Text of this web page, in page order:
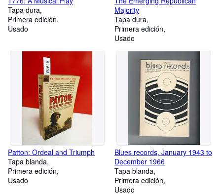
Tapa dura
Primera edición
Usado
Majority
Tapa dura
Primera edición
Usado
Patton: Ordeal and Triumph
Tapa blanda
Primera edición
Usado
Blues records, January 1943 to
December 1966
Tapa blanda
Primera edición
Usado